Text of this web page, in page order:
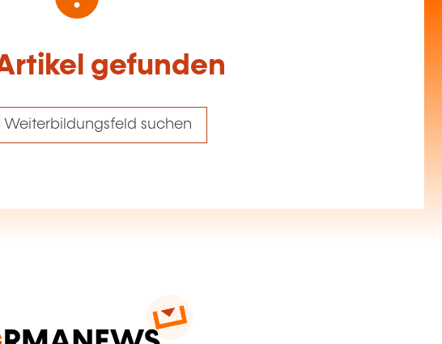
gefunden
Weiterbildungsfeld suchen